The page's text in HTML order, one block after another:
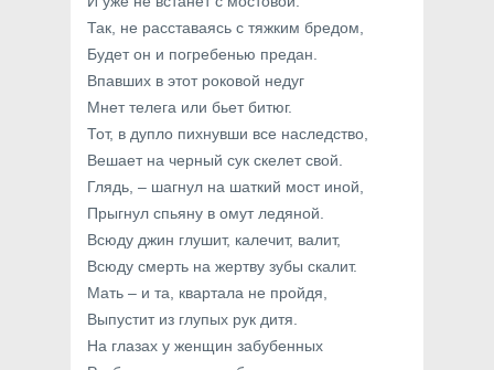
Так, не расставаясь с тяжким бредом,
Будет он и погребенью предан.
Впавших в этот роковой недуг
Мнет телега или бьет битюг.
Тот, в дупло пихнувши все наследство,
Вешает на черный сук скелет свой.
Глядь, – шагнул на шаткий мост иной,
Прыгнул спьяну в омут ледяной.
Всюду джин глушит, калечит, валит,
Всюду смерть на жертву зубы скалит.
Мать – и та, квартала не пройдя,
Выпустит из глупых рук дитя.
На глазах у женщин забубенных